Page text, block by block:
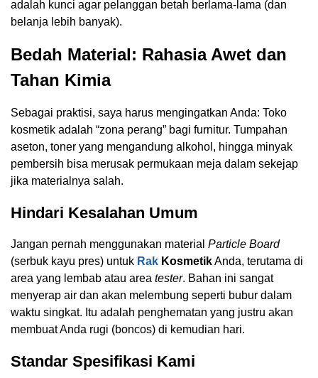
adalah kunci agar pelanggan betah berlama-lama (dan
belanja lebih banyak).
Bedah Material: Rahasia Awet dan
Tahan Kimia
Sebagai praktisi, saya harus mengingatkan Anda: Toko
kosmetik adalah “zona perang” bagi furnitur. Tumpahan
aseton, toner yang mengandung alkohol, hingga minyak
pembersih bisa merusak permukaan meja dalam sekejap
jika materialnya salah.
Hindari Kesalahan Umum
Jangan pernah menggunakan material Particle Board
(serbuk kayu pres) untuk Rak KosmetikAnda, terutama di
area yang lembab atau area tester. Bahan ini sangat
menyerap air dan akan melembung seperti bubur dalam
waktu singkat. Itu adalah penghematan yang justru akan
membuat Anda rugi (boncos) di kemudian hari.
Standar Spesifikasi Kami